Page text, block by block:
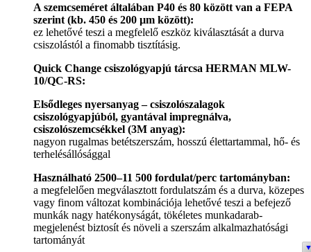
A szemcseméret általában P40 és 80 között van a FEPA
szerint (kb. 450 és 200 µm között):
ez lehetővé teszi a megfelelő eszköz kiválasztását a durva
csiszolástól a finomabb tisztításig.
Quick Change csiszológyapjú tárcsa HERMAN MLW-
10/QC-RS:
Elsődleges nyersanyag – csiszolószalagok
csiszológyapjúból, gyantával impregnálva,
csiszolószemcsékkel (3M anyag):
nagyon rugalmas betétszerszám, hosszú élettartammal, hő- és
terhelésállósággal
Használható 2500–11 500 fordulat/perc tartományban:
a megfelelően megválasztott fordulatszám és a durva, közepes
vagy finom változat kombinációja lehetővé teszi a befejező
munkák nagy hatékonyságát, tökéletes munkadarab-
megjelenést biztosít és növeli a szerszám alkalmazhatósági
tartományát